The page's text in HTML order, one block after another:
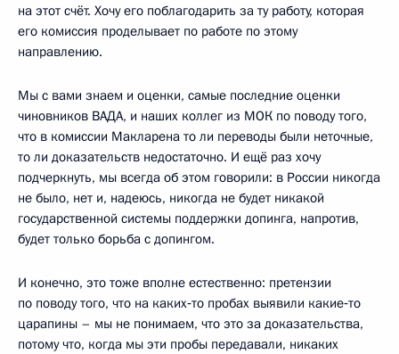
на этот счёт. Хочу его поблагодарить за ту работу, которая
его комиссия проделывает по работе по этому
направлению.
Мы с вами знаем и оценки, самые последние оценки
чиновников ВАДА, и наших коллег из МОК по поводу того,
что в комиссии Макларена то ли переводы были неточные,
то ли доказательств недостаточно. И ещё раз хочу
подчеркнуть, мы всегда об этом говорили: в России никогда
не было, нет и, надеюсь, никогда не будет никакой
государственной системы поддержки допинга, напротив,
будет только борьба с допингом.
И конечно, это тоже вполне естественно: претензии
по поводу того, что на каких‑то пробах выявили какие‑то
царапины – мы не понимаем, что это за доказательства,
потому что, когда мы эти пробы передавали, никаких